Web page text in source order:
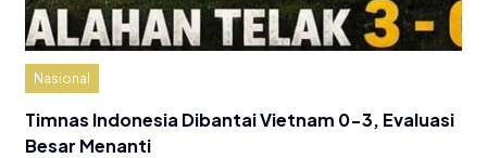
Nasional
Timnas Indonesia Dibantai Vietnam 0-3, Evaluasi
Besar Menanti